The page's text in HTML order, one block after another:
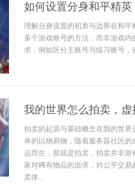
如何设置分身和平精
理解分身设置的初衷与边界在和
多个游戏账号的方法，而非游戏
求，例如区分主账号与练习账号，
我的世界怎么拍卖，
拍卖的起源与基础概念在我的世
单的以物易物，随着服务器社区
运而生，那就是拍卖，拍卖并非
家对稀有物品的追求，对公平交
卖体...